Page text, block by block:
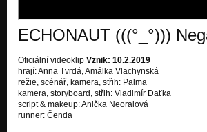
ECHONAUT (((°_°)))
Oficiální videoklip Vznik: 10.2.2019
hrají: Anna Tvrdá, Amálka Vlachynská
režie, scénář, kamera, střih: Palma
kamera, storyboard, střih: Vladimír Daťka
script & makeup: Anička Neoralová
runner: Čenda